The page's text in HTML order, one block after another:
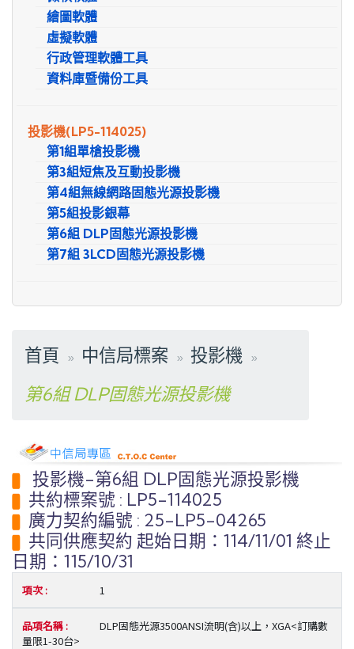
繪圖軟體
虛擬軟體
行政管理軟體工具
資料庫暨備份工具
投影機(LP5-114025)
第1組單槍投影機
第3組短焦及互動投影機
第4組無線網路固態光源投影機
第5組投影銀幕
第6組 DLP固態光源投影機
第7組 3LCD固態光源投影機
首頁 中信局標案
投影機
第6組 DLP固態光源投影機
投影機-第6組 DLP固態光源投影機
共約標案號 : LP5-114025
廣力契約編號 : 25-LP5-04265
共同供應契約 起始日期：114/11/01 終止
日期：115/10/31
1
DLP固態光源3500ANSI流明(含)以上，XGA<訂購數
量限1-30台>